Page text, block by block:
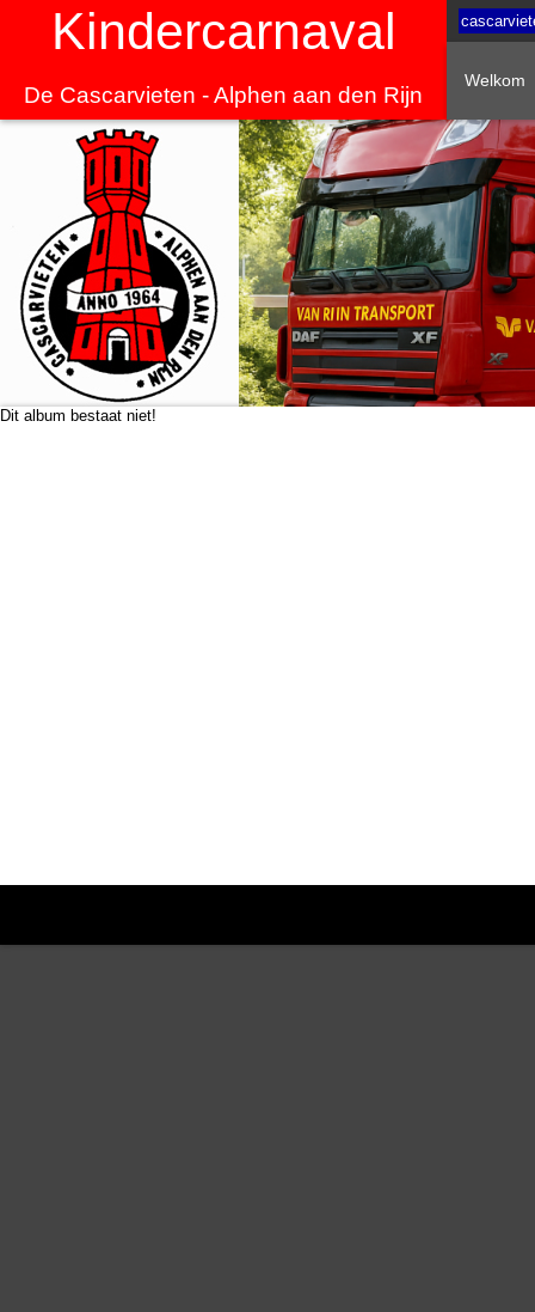
Kindercarnaval
De Cascarvieten - Alphen aan den Rijn
Welkom
Dit album bestaat niet!